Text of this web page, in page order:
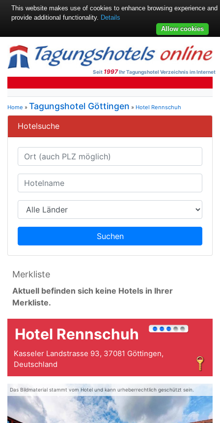
Seit 1997Ihr Tagungshotel Verzeichnis im Internet
Home » Tagungshotel Göttingen » Hotel Rennschuh
Hotelsuche
Suchen
Merkliste
Aktuell befinden sich keine Hotels in Ihrer
Merkliste.
Hotel Rennschuh
Kasseler Landstrasse 93, 37081 Göttingen,
Deutschland
Das Bildmaterial stammt vom Hotel und kann urheberrechtlich geschützt sein.
This website makes use of cookies to enhance browsing experience and
provide additional functionality. Details
Allow cookies